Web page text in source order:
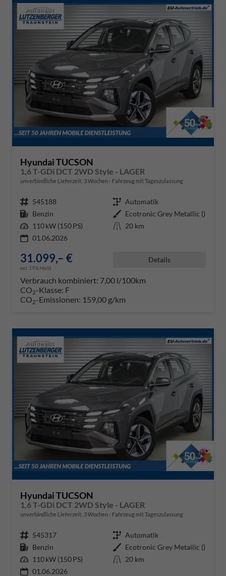
Hyundai TUCSON
1,6 T-GDi DCT 2WD Style - LAGER
unverbindliche Lieferzeit: 3 Wochen Fahrzeug mit Tageszulassung
Fahrzeugnr. 545188 Getriebe Automatik
Kraftstoff Benzin Außenfarbe Ecotronic Grey Metallic ()
Leistung 110 kW (150 PS) Kilometerstand 20 km
01.06.2026
31.099,– €
incl. 19% MwSt.
Details
Verbrauch kombiniert: 7,00 l/100km
CO2-Klasse: F
CO2-Emissionen: 159,00 g/km
Hyundai TUCSON
1,6 T-GDi DCT 2WD Style - LAGER
unverbindliche Lieferzeit: 3 Wochen Fahrzeug mit Tageszulassung
Fahrzeugnr. 545317 Getriebe Automatik
Kraftstoff Benzin Außenfarbe Ecotronic Grey Metallic ()
Leistung 110 kW (150 PS) Kilometerstand 20 km
01.06.2026